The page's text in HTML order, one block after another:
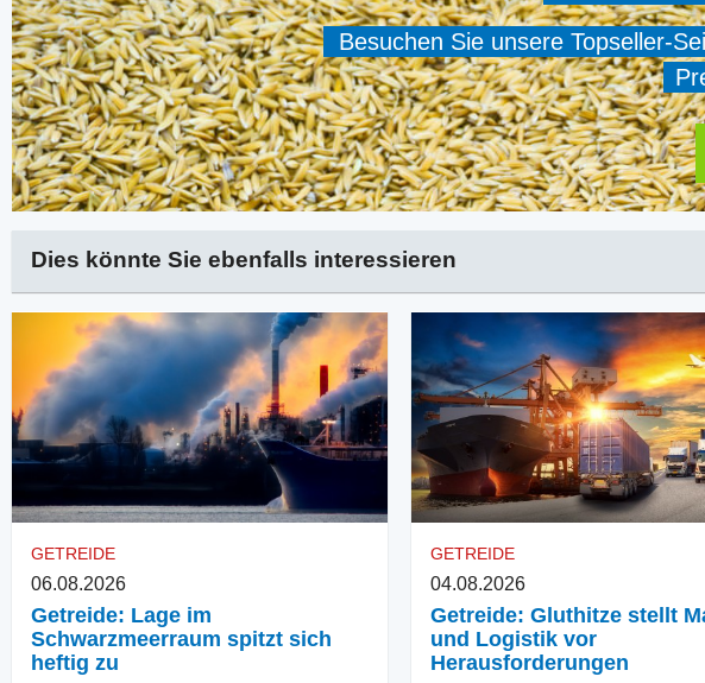
Besuchen Sie unsere Topseller-
Dies könnte Sie ebenfalls interessieren
GETREIDE
06.08.2026
Getreide: Lage im
Schwarzmeerraum spitzt sich
heftig zu
GETREIDE
04.08.2026
Getreide: Gluthitze stellt
und Logistik vor
Herausforderungen